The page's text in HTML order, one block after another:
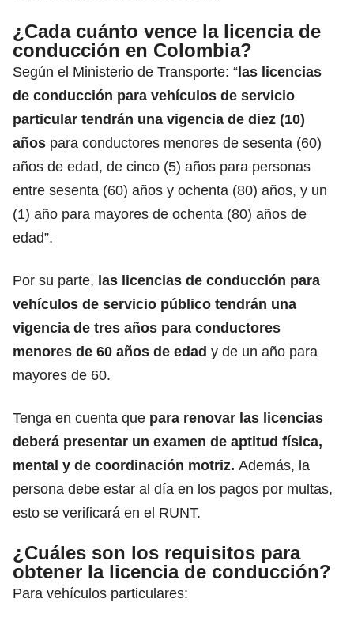
¿Cada cuánto vence la licencia de
conducción en Colombia?
Según el Ministerio de Transporte: “las licencias
de conducción para vehículos de servicio
particular tendrán una vigencia de diez (10)
años para conductores menores de sesenta (60)
años de edad, de cinco (5) años para personas
entre sesenta (60) años y ochenta (80) años, y un
(1) año para mayores de ochenta (80) años de
edad”.
Por su parte, las licencias de conducción para
vehículos de servicio público tendrán una
vigencia de tres años para conductores
menores de 60 años de edad y de un año para
mayores de 60.
Tenga en cuenta que para renovar las licencias
deberá presentar un examen de aptitud física,
mental y de coordinación motriz. Además, la
persona debe estar al día en los pagos por multas,
esto se verificará en el RUNT.
¿Cuáles son los requisitos para
obtener la licencia de conducción?
Para vehículos particulares: